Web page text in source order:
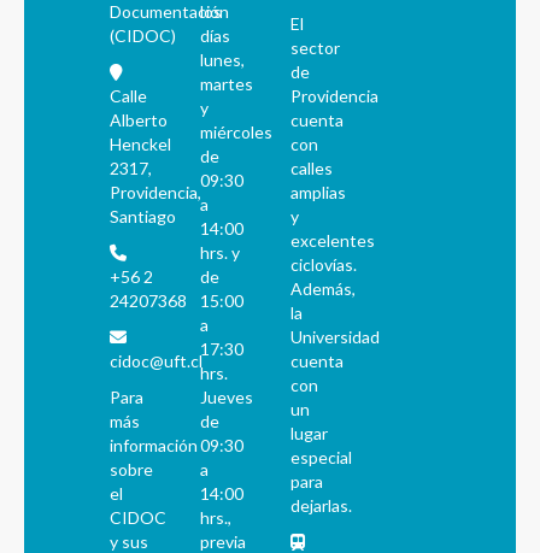
Documentación
(CIDOC)
Calle
Alberto
Henckel
2317,
Providencia,
Santiago
+56 2
24207368
cidoc@uft.cl
Para
más
información
sobre
el
CIDOC
y sus
los
días
lunes,
martes
y
miércoles
de
09:30
a
14:00
hrs. y
de
15:00
a
17:30
hrs.
Jueves
de
09:30
a
14:00
hrs.,
previa
El
sector
de
Providencia
cuenta
con
calles
amplias
y
excelentes
ciclovías.
Además,
la
Universidad
cuenta
con
un
lugar
especial
para
dejarlas.